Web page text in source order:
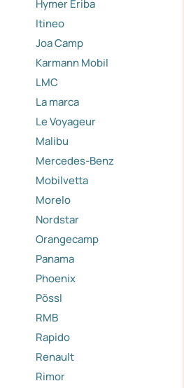
Hymer Eriba
Itineo
Joa Camp
Karmann Mobil
LMC
La marca
Le Voyageur
Malibu
Mercedes-Benz
Mobilvetta
Morelo
Nordstar
Orangecamp
Panama
Phoenix
Pössl
RMB
Rapido
Renault
Rimor